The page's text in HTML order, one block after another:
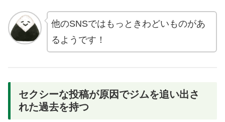
他のSNSではもっときわどいものがあ
るようです！
セクシーな投稿が原因でジムを追い出さ
れた過去を持つ